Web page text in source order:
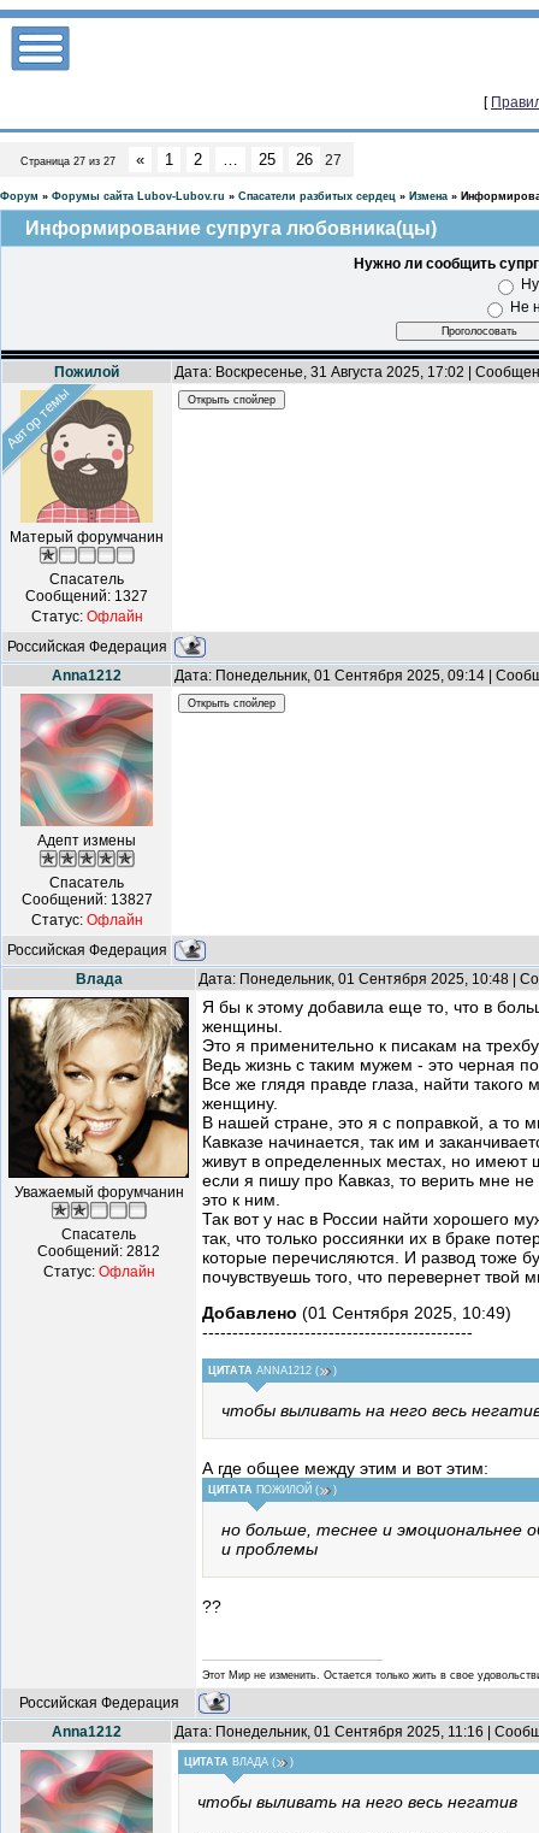
[
Страница 27 из 27 « 1 2 … 25 26 27
Форум » Форумы сайта Lubov-Lubov.ru » Спасатели разбитых сердец » Измена »
Информирование супруга любовника(цы)
Нужно ли сообщить
Не
Пожилой Дата: Воскресенье, 31 Августа 2025, 17:02 |
Автор темы
Матерый форумчанин
Спасатель
Сообщений: 1327
Статус: Офлайн
Российская Федерация
Anna1212
Дата: Понедельник, 01 Сентября 2025, 09:14 |
Адепт измены
Спасатель
Сообщений: 13827
Статус: Офлайн
Российская Федерация
Влада
Дата: Понедельник, 01 Сентября 2025, 10:48 |
Уважаемый форумчанин
Спасатель
Сообщений: 2812
Статус: Офлайн
Я бы к этому добавила еще то, что в
женщины.
Это я применительно к писакам на
Ведь жизнь с таким мужем - это черная
Все же глядя правде глаза, найти
женщину.
В нашей стране, это я с поправкой, а то
Кавказе начинается, так им и
живут в определенных местах, но имеют
если я пишу про Кавказ, то верить мне
это к ним.
Так вот у нас в России найти хорошего
так, что только россиянки их в браке
которые перечисляются. И развод тоже
почувствуешь того, что перевернет твой
Добавлено (01 Сентября 2025, 10:49)
---------------------------------------------
ЦИТАТА ANNA1212 ( )
чтобы выливать на него весь
А где общее между этим и вот этим:
ЦИТАТА ПОЖИЛОЙ ( )
но больше, теснее и эмоциональнее
и проблемы
??
Этот Мир не изменить. Остается только жить в свое
Российская Федерация
Anna1212
Дата: Понедельник, 01 Сентября 2025, 11:16 |
ЦИТАТА ВЛАДА ( )
чтобы выливать на него весь негатив